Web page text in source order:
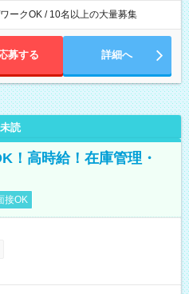
ークOK / 10名以上の大量募集
募する 詳細へ
未読
！高時給！在庫管理・
接OK